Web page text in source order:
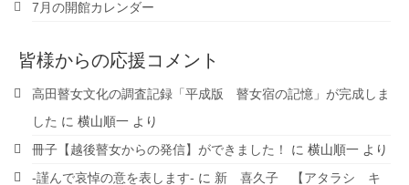
7月の開館カレンダー
皆様からの応援コメント
高田瞽女文化の調査記録「平成版 瞽女宿の記憶」が完成しま
した に 横山順一 より
冊子【越後瞽女からの発信】ができました！
に 横山順一 より
-謹んで哀悼の意を表します- に 新 喜久子 【アタラシ キ